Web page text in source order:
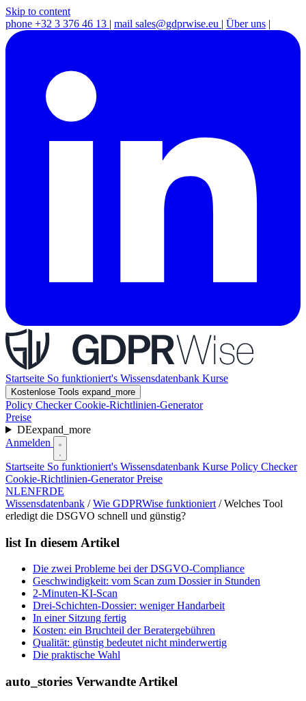
Skip to content
phone +32 3 376 46 13 | mail sales@gdprwise.eu | Über uns |
Startseite So funktioniert's Wissensdatenbank Kurse
Kostenlose Tools expand_more
Policy CheckerCookie-Richtlinien-Generator
Preise
DEexpand_more
Anmelden
Startseite So funktioniert's Wissensdatenbank Kurse Policy Checker
Cookie-Richtlinien-GeneratorPreise
NLENFRDE
Wissensdatenbank / Wie GDPRWise funktioniert / Welches Tool
erledigt die DSGVO schnell und günstig?
list In diesem Artikel
Die zwei Probleme bei der DSGVO-Compliance
Geschwindigkeit: vom Scan zum Dossier in Stunden
2-Minuten-KI-Scan
Drei-Schichten-Dossier: weniger Handarbeit
In einer Sitzung fertig
Kosten: ein Bruchteil der Beratergebühren
Qualität: günstig bedeutet nicht minderwertig
Die praktische Wahl
auto_stories Verwandte Artikel